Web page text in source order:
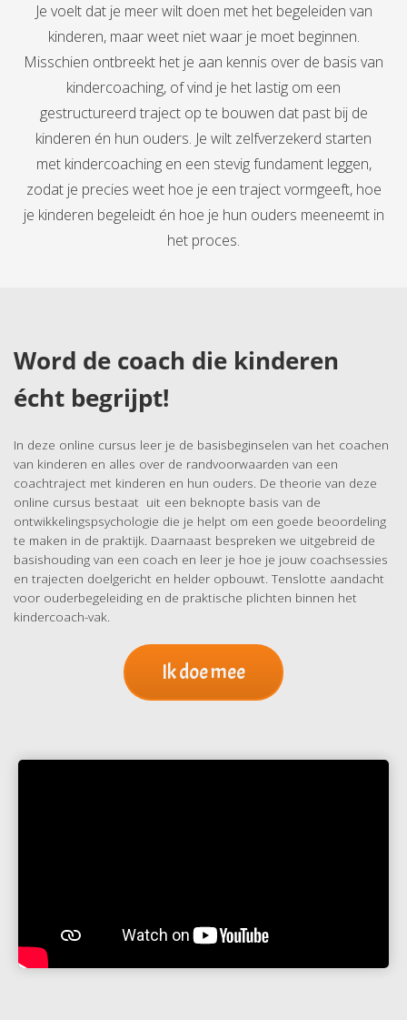
Je voelt dat je meer wilt doen met het begeleiden van
kinderen, maar weet niet waar je moet beginnen.
Misschien ontbreekt het je aan kennis over de basis van
kindercoaching, of vind je het lastig om een
gestructureerd traject op te bouwen dat past bij de
kinderen én hun ouders. Je wilt zelfverzekerd starten
met kindercoaching en een stevig fundament leggen,
zodat je precies weet hoe je een traject vormgeeft, hoe
je kinderen begeleidt én hoe je hun ouders meeneemt in
het proces.
Word de coach die kinderen
écht begrijpt!
In deze online cursus leer je de basisbeginselen van het coachen
van kinderen en alles over de randvoorwaarden van een
coachtraject met kinderen en hun ouders. De theorie van deze
online cursus bestaat uit een beknopte basis van de
ontwikkelingspsychologie die je helpt om een goede beoordeling
te maken in de praktijk. Daarnaast bespreken we uitgebreid de
basishouding van een coach en leer je hoe je jouw coachsessies
en trajecten doelgericht en helder opbouwt. Tenslotte aandacht
voor ouderbegeleiding en de praktische plichten binnen het
kindercoach-vak.
Ik doe mee